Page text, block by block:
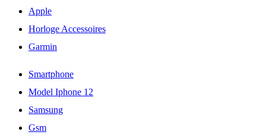
Apple
Horloge Accessoires
Garmin
Smartphone
Model Iphone 12
Samsung
Gsm